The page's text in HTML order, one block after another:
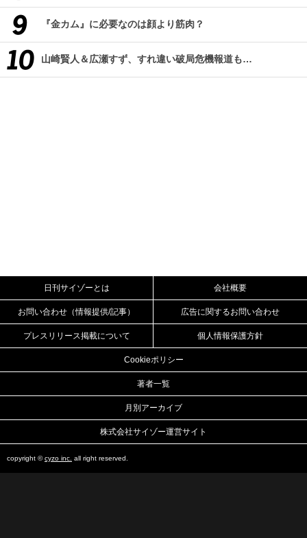
『金カム』に必要なのは顔より筋肉？
山崎賢人＆広瀬すず、すれ違い破局危機報道も…
日刊サイゾーとは 会社概要
お問い合わせ（情報提供/記事） 広告に関するお問い合わせ
プレスリリース掲載について 個人情報保護方針
Cookieポリシー
著者一覧
月別アーカイブ
株式会社サイゾー運営サイト
copyright ©cyzo inc. all right reserved.